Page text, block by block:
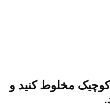
مخلوط کنید و